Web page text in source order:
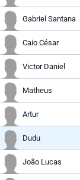
Gabriel Santana
Caio César
Victor Daniel
Matheus
Artur
Dudu
João Lucas